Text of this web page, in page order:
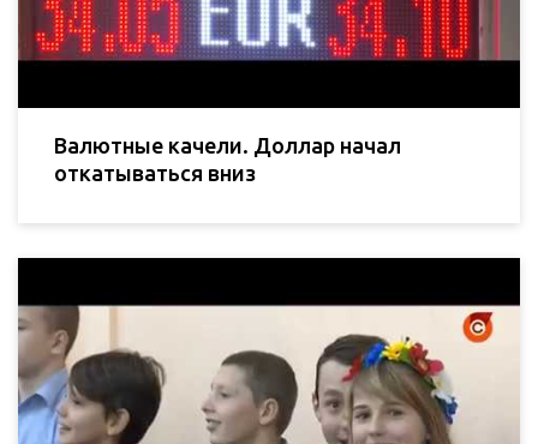
Валютные качели. Доллар начал
откатываться вниз